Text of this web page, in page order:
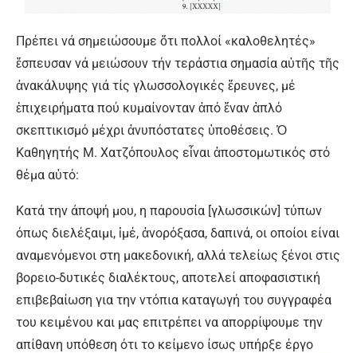
Πρέπει νά σημειώσουμε ὅτι πολλοί «καλοθελητές»
ἔσπευσαν νά μειώσουν τήν τεράστια σημασία αὐτῆς τῆς
ἀνακάλυψης γιά τίς γλωσσολογικές ἔρευνες, μέ
ἐπιχειρήματα πού κυμαίνονταν ἀπό ἕναν ἁπλό
σκεπτικισμό μέχρι ἀνυπόστατες ὑποθέσεις. Ὁ
Καθηγητής Μ. Χατζόπουλος εἶναι ἀποστομωτικός στό
θέμα αὐτό:
Κατά την άποψή μου, η παρουσία [γλωσσικών] τύπων
όπως διελέξαιμι, ἰμέ, ἀνορόξασα, δαπινά, οι οποίοι είναι
αναμενόμενοι στη μακεδονική, αλλά τελείως ξένοι στις
βορειο-δυτικές διαλέκτους, αποτελεί αποφασιστική
επιβεβαίωση για την ντόπια καταγωγή του συγγραφέα
του κειμένου και μας επιτρέπει να απορρίψουμε την
απίθανη υπόθεση ότι το κείμενο ίσως υπήρξε έργο